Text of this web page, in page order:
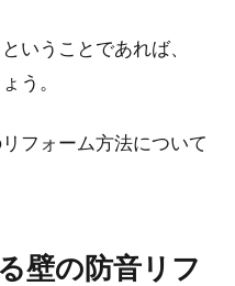
こまで必要？
いうことであれば、
う。
フォーム方法について
壁の防音リフ